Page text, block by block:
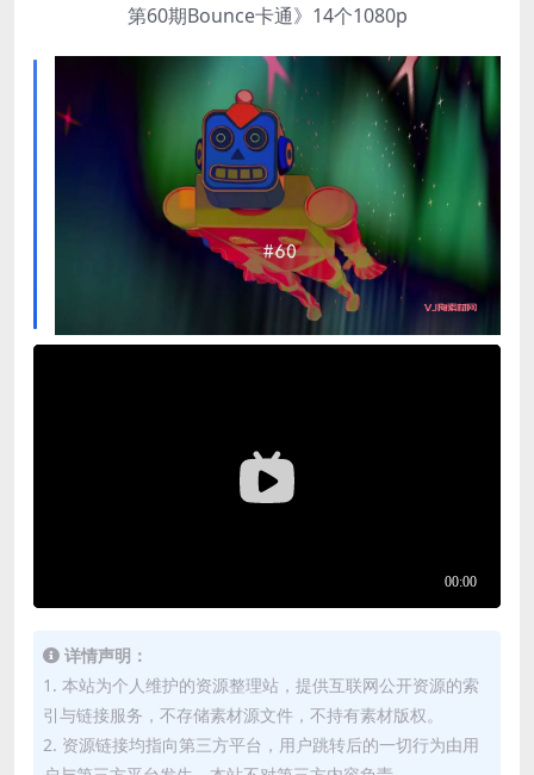
第60期Bounce卡通》14个1080p
详情声明：
1. 本站为个人维护的资源整理站，提供互联网公开资源的索
引与链接服务，不存储素材源文件，不持有素材版权。
2. 资源链接均指向第三方平台，用户跳转后的一切行为由用